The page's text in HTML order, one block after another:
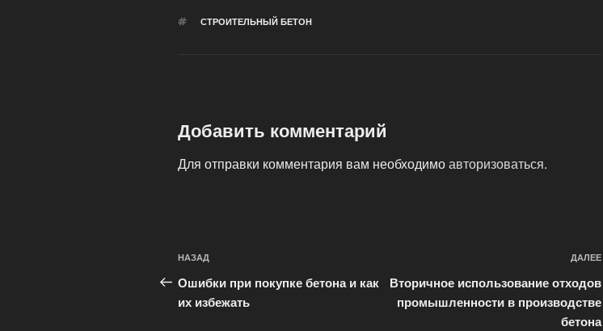
МЕТКИ
СТРОИТЕЛЬНЫЙ БЕТОН
Добавить комментарий
Для отправки комментария вам необходимоавторизоваться.
Навигация
по
записям
Предыдущая
запись:
НАЗАД
Ошибки при покупке бетона и как
их избежать
ДАЛЕЕ
Вторичное использование отходов
промышленности в производстве
бетона